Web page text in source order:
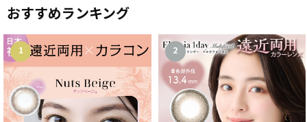
おすすめランキング
1 2